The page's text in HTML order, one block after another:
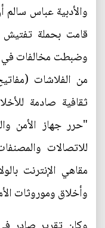
والأدبية عباس
وضبطت مخالفات في
من الفلاشات
ثقافية صادمة
"حرر جهاز الأمن
للاتصالات
مقاهي الإنترنت
وأخلاق وموروثات